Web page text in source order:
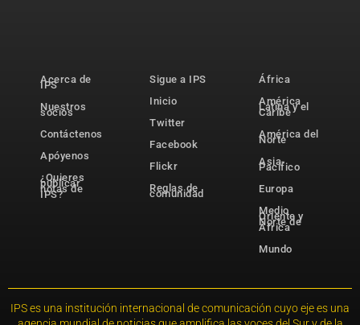
Acerca de
IPS
Nuestros
socios
Contáctenos
Apóyenos
¿Quieres
publicar
notas de
IPS?
Sigue a IPS
Inicio
Twitter
Facebook
Flickr
Reglas de
comunidad
África
América
Latina y el
Caribe
América del
Norte
Asia-
Pacífico
Europa
Medio
Oriente y
Norte de
África
Mundo
IPS es una institución internacional de comunicación cuyo eje es una